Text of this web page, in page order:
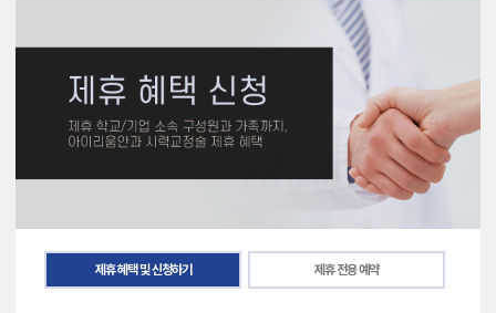
과
제휴 혜택 및 신청하기 제휴 전용 예약